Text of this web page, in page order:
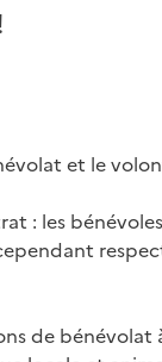
et le
: les
de bénévolat